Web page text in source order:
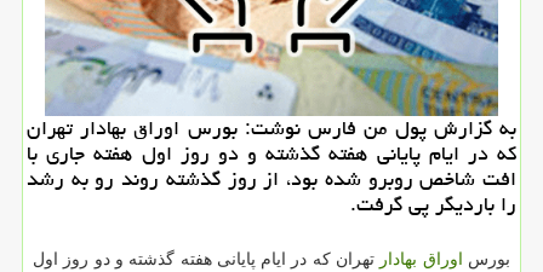
به گزارش پول من فارس نوشت: بورس اوراق بهادار تهران
كه در ایام پایانی هفته گذشته و دو روز اول هفته جاری با
افت شاخص روبرو شده بود، از روز گذشته روند رو به رشد
را باردیگر پی گرفت.
بورس اوراق بهادار تهران که در ایام پایانی هفته گذشته و دو روز اول